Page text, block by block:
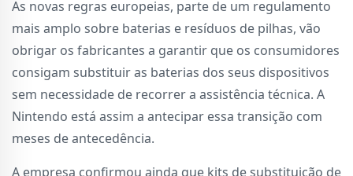
As novas regras europeias, parte de um regulamento
mais amplo sobre baterias e resíduos de pilhas, vão
obrigar os fabricantes a garantir que os consumidores
consigam substituir as baterias dos seus dispositivos
sem necessidade de recorrer a assistência técnica. A
Nintendo está assim a antecipar essa transição com
meses de antecedência.
A empresa confirmou ainda que kits de substituição de